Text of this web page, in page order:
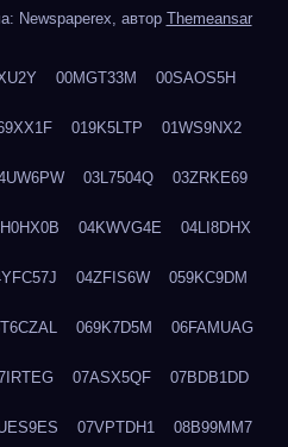
Newspaperex, автор Themeansar
00MGT33M 00SAOS5H
019K5LTP 01WS9NX2
03L7504Q 03ZRKE69
04KWVG4E 04LI8DHX
04ZFIS6W 059KC9DM
069K7D5M 06FAMUAG
07ASX5QF 07BDB1DD
07VPTDH1 08B99MM7